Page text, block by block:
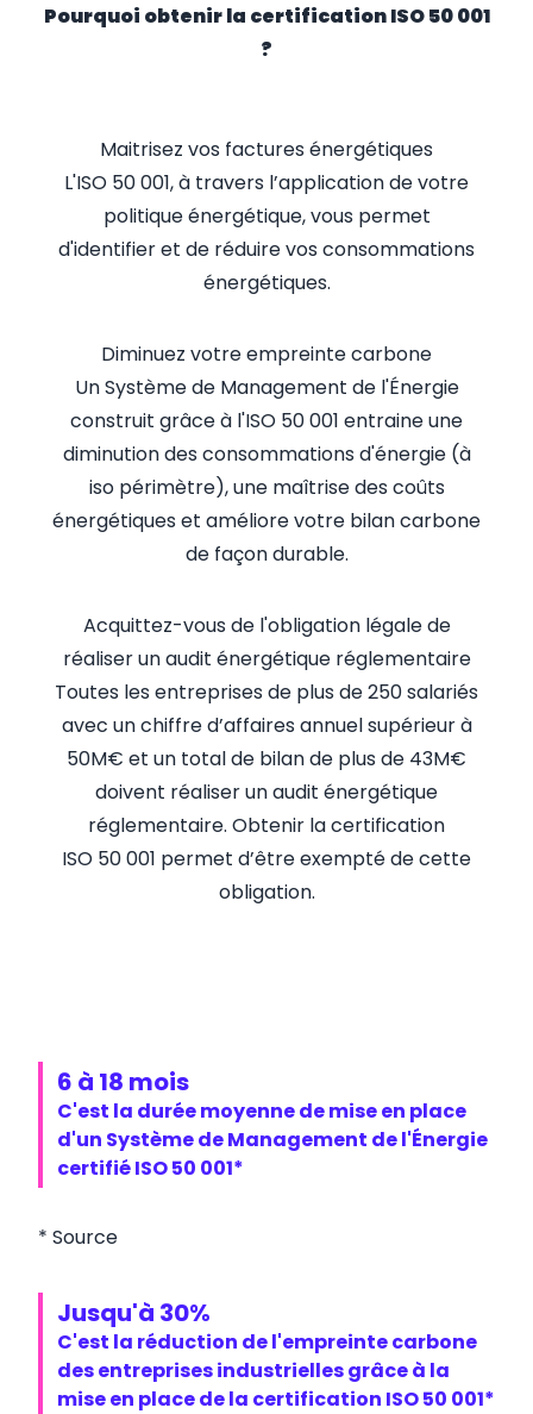
Pourquoi obtenir la certification ISO 50 001
?
Maitrisez vos factures énergétiques
L'ISO 50 001, à travers l’application de votre
politique énergétique, vous permet
d'identifier et de réduire vos consommations
énergétiques.
Diminuez votre empreinte carbone
Un Système de Management de l'Énergie
construit grâce à l'ISO 50 001 entraine une
diminution des consommations d'énergie (à
iso périmètre), une maîtrise des coûts
énergétiques et améliore votre bilan carbone
de façon durable.
Acquittez-vous de l'obligation légale de
réaliser un audit énergétique réglementaire
Toutes les entreprises de plus de 250 salariés
avec un chiffre d’affaires annuel supérieur à
50M€ et un total de bilan de plus de 43M€
doivent réaliser un audit énergétique
réglementaire. Obtenir la certification
ISO 50 001 permet d’être exempté de cette
obligation.
6 à 18 mois
C'est la durée moyenne de mise en place
d'un Système de Management de l'Énergie
certifié ISO 50 001*
* Source
Jusqu'à 30%
C'est la réduction de l'empreinte carbone
des entreprises industrielles grâce à la
mise en place de la certification ISO 50 001*